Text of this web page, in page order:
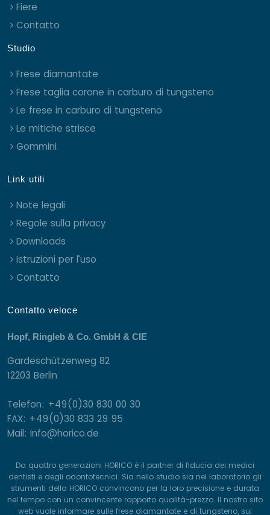
Fiere
Contatto
Studio
Frese diamantate
Frese taglia corone in carburo di tungsteno
Le frese in carburo di tungsteno
Le mitiche strisce
Gommini
Link utili
Note legali
Regole sulla privacy
Downloads
Istruzioni per l’uso
Contatto
Contatto veloce
Hopf, Ringleb & Co. GmbH & CIE
Gardeschützenweg 82
12203 Berlin
Telefon: +49(0)30 830 00 30
FAX: +49(0)30 833 29 95
Mail: info@horico.de
Da quattro generazioni HORICO è il partner di fiducia dei medici
dentisti e degli odontotecnici. Sia nello studio sia nel laboratorio gli
strumenti della HORICO convincono per la loro precisione e durata
nel tempo con un convincente rapporto qualità-prezzo. Il nostro sito
web vuole informare sulle frese diamantate e di tungsteno, sui